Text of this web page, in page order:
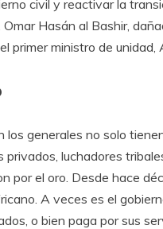
civil y reactivar la
Hasán al Bashir,
primer ministro de unidad,
los generales no solo
privados, luchadores
por el oro. Desde hace
A veces es el
o bien paga por sus